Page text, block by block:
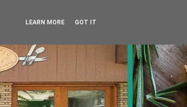
LEARN MORE GOT IT